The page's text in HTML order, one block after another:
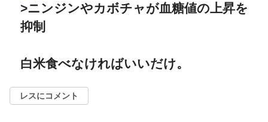
>ニンジンやカボチャが血糖値の上昇を
抑制
白米食べなければいいだけ。
レスにコメント